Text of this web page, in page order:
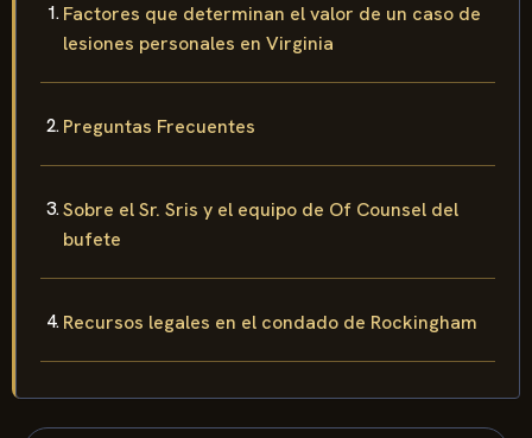
Factores que determinan el valor de un caso de
lesiones personales en Virginia
Preguntas Frecuentes
Sobre el Sr. Sris y el equipo de Of Counsel del
bufete
Recursos legales en el condado de Rockingham